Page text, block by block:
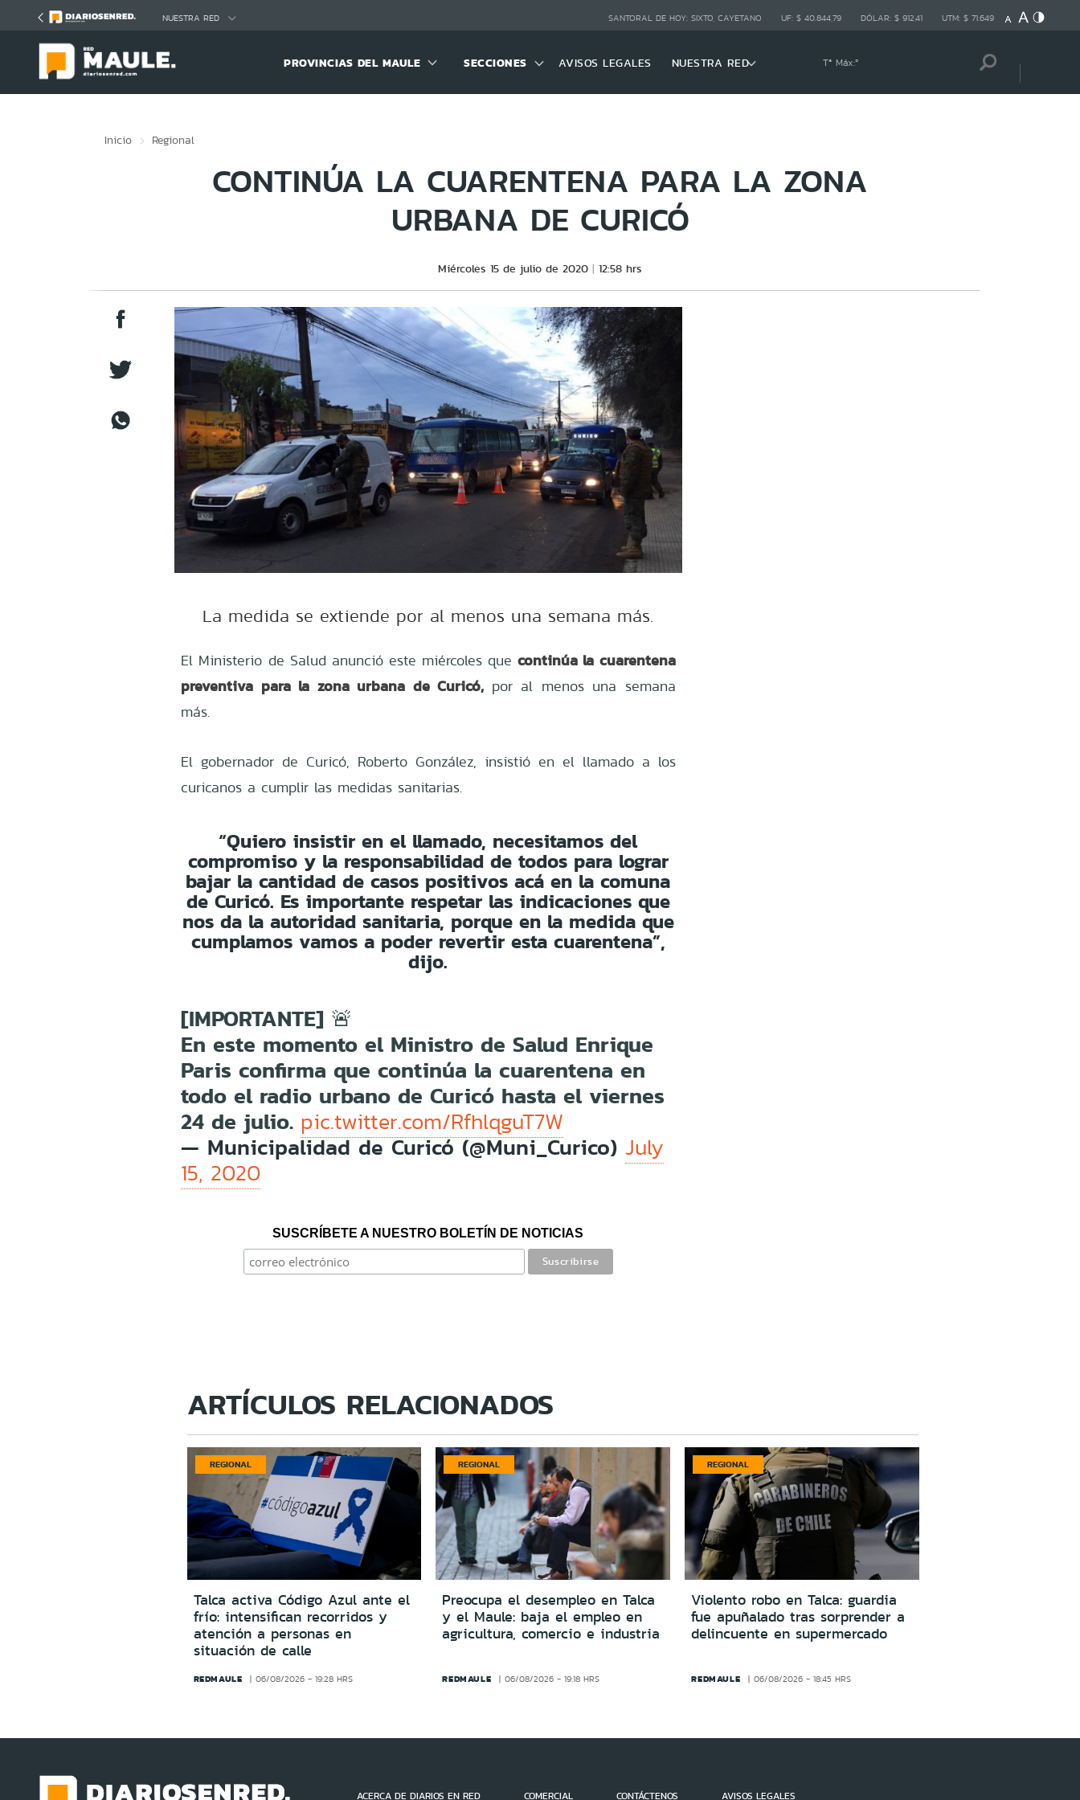
NUESTRA RED SANTORAL DE HOY: SIXTO, CAYETANO UF: $ 40.844,79 DÓLAR: $ 912,41 UTM: $ 71.649
PROVINCIAS DEL MAULE SECCIONES AVISOS LEGALES NUESTRA RED Tª Máx:º
Inicio Regional
CONTINÚA LA CUARENTENA PARA LA ZONA
URBANA DE CURICÓ
Miércoles 15 de julio de 2020 12:58 hrs
La medida se extiende por al menos una semana más.
El Ministerio de Salud anunció este miércoles quecontinúa la cuarentena
preventiva para la zona urbana de Curicó, por al menos una semana
más.
El gobernador de Curicó, Roberto González, insistió en el llamado a los
curicanos a cumplir las medidas sanitarias.
“Quiero insistir en el llamado, necesitamos del
compromiso y la responsabilidad de todos para lograr
bajar la cantidad de casos positivos acá en la comuna
de Curicó. Es importante respetar las indicaciones que
nos da la autoridad sanitaria, porque en la medida que
cumplamos vamos a poder revertir esta cuarentena”,
dijo.
[IMPORTANTE] 🚨
En este momento el Ministro de Salud Enrique
Paris confirma que continúa la cuarentena en
todo el radio urbano de Curicó hasta el viernes
24 de julio. pic.twitter.com/RfhlqguT7W
— Municipalidad de Curicó (@Muni_Curico)July
15, 2020
SUSCRÍBETE A NUESTRO BOLETÍN DE NOTICIAS
ARTÍCULOS RELACIONADOS
REGIONAL
Talca activa Código Azul ante el
frío: intensifican recorridos y
atención a personas en
situación de calle
REDMAULE 06/08/2026 - 19:28 HRS
REGIONAL
Preocupa el desempleo en Talca
y el Maule: baja el empleo en
agricultura, comercio e industria
REDMAULE 06/08/2026 - 19:18 HRS
REGIONAL
Violento robo en Talca: guardia
fue apuñalado tras sorprender a
delincuente en supermercado
REDMAULE 06/08/2026 - 18:45 HRS
ACERCA DE DIARIOS EN RED COMERCIAL CONTÁCTENOS AVISOS LEGALES